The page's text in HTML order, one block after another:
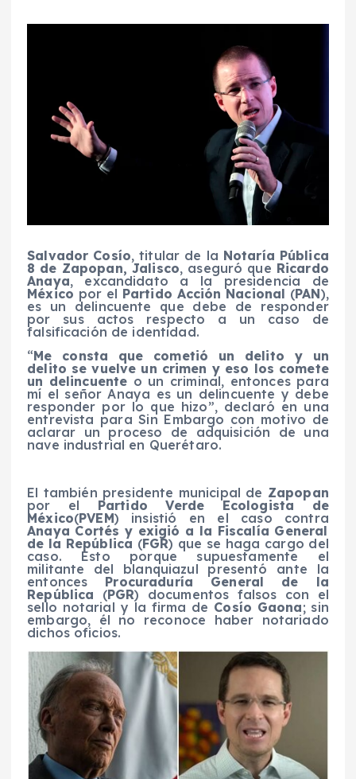
Salvador Cosío, titular de la Notaría Pública
8 de Zapopan, Jalisco, aseguró que Ricardo
Anaya, excandidato a la presidencia de
México por el Partido Acción Nacional (PAN),
es un delincuente que debe de responder
por sus actos respecto a un caso de
falsificación de identidad.
“Me consta que cometió un delito y un
delito se vuelve un crimen y eso los comete
un delincuente o un criminal, entonces para
mí el señor Anaya es un delincuente y debe
responder por lo que hizo”, declaró en una
entrevista paraSin Embargo con motivo de
aclarar un proceso de adquisición de una
nave industrial en Querétaro.
El también presidente municipal de Zapopan
por el Partido Verde Ecologista de
México(PVEM) insistió en el caso contra
Anaya Cortés y exigió a la Fiscalía General
de la República (FGR) que se haga cargo del
caso. Esto porque supuestamente el
militante del blanquiazul presentó ante la
entonces Procuraduría General de la
República (PGR) documentos falsos con el
sello notarial y la firma de Cosío Gaona; sin
embargo, él no reconoce haber notariado
dichos oficios.